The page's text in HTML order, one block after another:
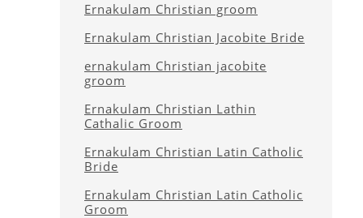
Ernakulam Christian groom
Ernakulam Christian Jacobite Bride
ernakulam Christian jacobite
groom
Ernakulam Christian Lathin
Cathalic Groom
Ernakulam Christian Latin Catholic
Bride
Ernakulam Christian Latin Catholic
Groom